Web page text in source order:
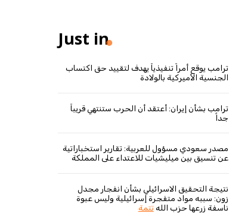
Just in
ترامب يوقع أمراً تنفيذياً يهدف لتقييد حق اكتساب
الجنسية الأميركية بالولادة
ترامب بشأن إيران: أعتقد أن الحرب ستنتهي قريباً
جداً
مصدر سعودي مسؤول للعربية: تقارير استخباراتية
عن تنسيق بين ميليشيات للاعتداء على المملكة
نتيجة التحقيق الاسرائيلي بشأن انفجار مجدل
زون: سببه مواد متفجرة إسرائيلية وليس عبوة
ناسفة زرعها حزب اللهتتمة